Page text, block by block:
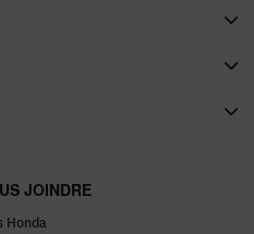
JOINDRE
Honda